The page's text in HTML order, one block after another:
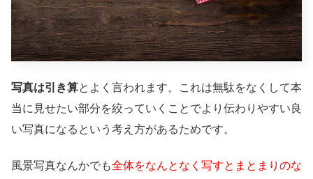
写真は引き算とよく言われます。これは無駄をなくして本
当に見せたい部分を絞っていくことでより伝わりやすい良
い写真になるという考え方があるためです。
風景写真なんかでも全体をなんとなく写すとまとまりのな